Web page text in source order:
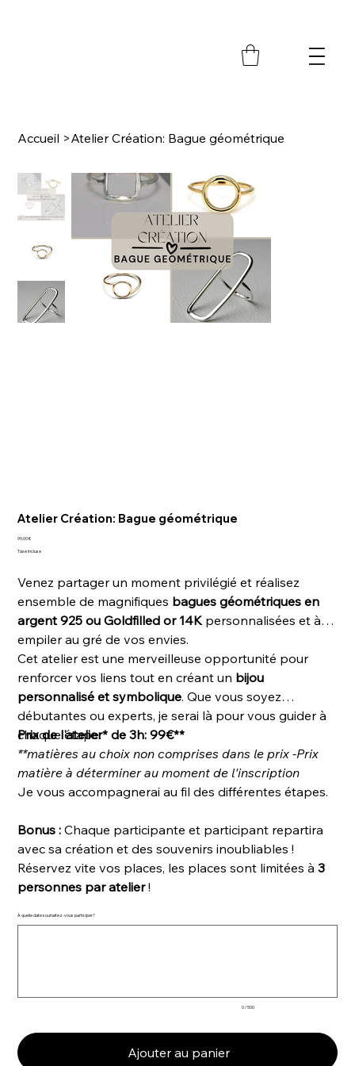
Accueil >Atelier Création: Bague géométrique
Atelier Création: Bague géométrique
Prix
99,00 €
Taxe Incluse
Venez partager un moment privilégié et réalisez
ensemble de magnifiques bagues géométriques en
argent 925 ou Goldfilled or 14K personnalisées et à
empiler au gré de vos envies.
Cet atelier est une merveilleuse opportunité pour
renforcer vos liens tout en créant un bijou
personnalisé et symbolique. Que vous soyez
débutantes ou experts, je serai là pour vous guider à
chaque étape.
Prix de l'atelier* de 3h: 99€**
**matières au choix non comprises dans le prix -Prix
matière à déterminer au moment de l'inscription
Je vous accompagnerai au fil des différentes étapes.
Bonus : Chaque participante et participant repartira
avec sa création et des souvenirs inoubliables !
Réservez vite vos places, les places sont limitées à3
personnes par atelier!
À quelle date souhaitez-vous participer?
0 / 500
Ajouter au panier